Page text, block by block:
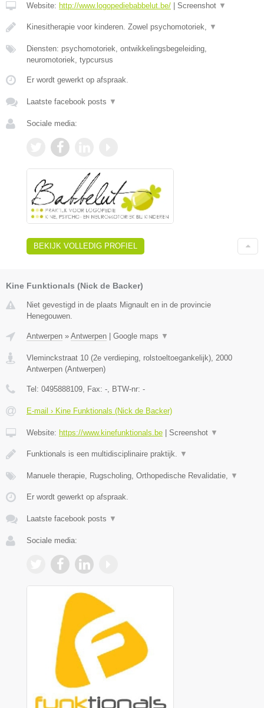
Website: http://www.logopediebabbelut.be/ | Screenshot ▼
Kinesitherapie voor kinderen. Zowel psychomotoriek, ▼
Diensten: psychomotoriek, ontwikkelingsbegeleiding,
neuromotoriek, typcursus
Er wordt gewerkt op afspraak.
Laatste facebook posts ▼
Sociale media:
BEKIJK VOLLEDIG PROFIEL
Kine Funktionals (Nick de Backer)
Niet gevestigd in de plaats Mignault en in de provincie
Henegouwen.
Antwerpen » Antwerpen Google maps ▼
Vleminckstraat 10 (2e verdieping, rolstoeltoegankelijk) 2000
Antwerpen (Antwerpen)
Tel: 0495888109 , Fax: - , BTW-nr: -
E-mail › Kine Funktionals (Nick de Backer)
Website: https://www.kinefunktionals.be Screenshot ▼
Funktionals is een multidisciplinaire praktijk. ▼
Manuele therapie, Rugscholing, Orthopedische Revalidatie, ▼
Er wordt gewerkt op afspraak.
Laatste facebook posts ▼
Sociale media: